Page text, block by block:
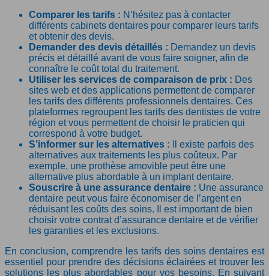
Comparer les tarifs : N’hésitez pas à contacter
différents cabinets dentaires pour comparer leurs tarifs
et obtenir des devis.
Demander des devis détaillés : Demandez un devis
précis et détaillé avant de vous faire soigner, afin de
connaître le coût total du traitement.
Utiliser les services de comparaison de prix : Des
sites web et des applications permettent de comparer
les tarifs des différents professionnels dentaires. Ces
plateformes regroupent les tarifs des dentistes de votre
région et vous permettent de choisir le praticien qui
correspond à votre budget.
S’informer sur les alternatives :
Il existe parfois des
alternatives aux traitements les plus coûteux. Par
exemple, une prothèse amovible peut être une
alternative plus abordable à un implant dentaire.
Souscrire à une assurance dentaire : Une assurance
dentaire peut vous faire économiser de l’argent en
réduisant les coûts des soins. Il est important de bien
choisir votre contrat d’assurance dentaire et de vérifier
les garanties et les exclusions.
En conclusion, comprendre les tarifs des soins dentaires est
essentiel pour prendre des décisions éclairées et trouver les
solutions les plus abordables pour vos besoins. En suivant